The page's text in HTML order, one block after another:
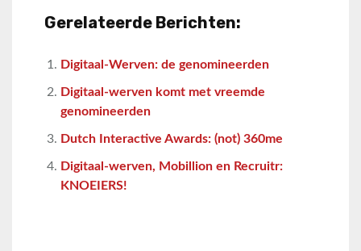
Gerelateerde Berichten:
Digitaal-Werven: de genomineerden
Digitaal-werven komt met vreemde
genomineerden
Dutch Interactive Awards: (not) 360me
Digitaal-werven, Mobillion en Recruitr:
KNOEIERS!